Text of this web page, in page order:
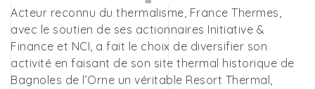
Acteur reconnu du thermalisme, France Thermes,
avec le soutien de ses actionnaires Initiative &
Finance et NCI, a fait le choix de diversifier son
activité en faisant de son site thermal historique de
Bagnoles de l’Orne un véritable Resort Thermal,